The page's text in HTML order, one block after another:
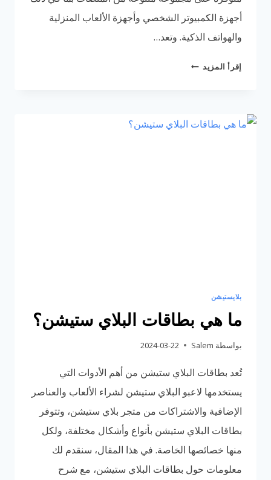
أجهزة الكمبيوتر الشخصي وأجهزة الألعاب المنزلية
والهواتف الذكية. وتعد…
إقرأ المزيد كيف
البلاي
بلايستيشن
ما هي بطاقات البلاي ستيشن؟
بواسطة Salem
2024-03-22
تُعد بطاقات البلاي ستيشن من أهم الأدوات التي
يستخدمها لاعبو البلاي ستيشن لشراء الألعاب والعناصر
الإضافية والاشتراكات من متجر بلاي ستيشن، وتتوفر
بطاقات البلاي ستيشن بأنواع وأشكال مختلفة، ولكل
منها خصائصها الخاصة. في هذا المقال، سنقدم لك
معلومات حول بطاقات البلاي ستيشن، مع شرح